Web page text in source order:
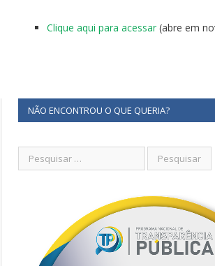
Clique aqui para acessar (abre em
NÃO ENCONTROU O QUE QUERIA?